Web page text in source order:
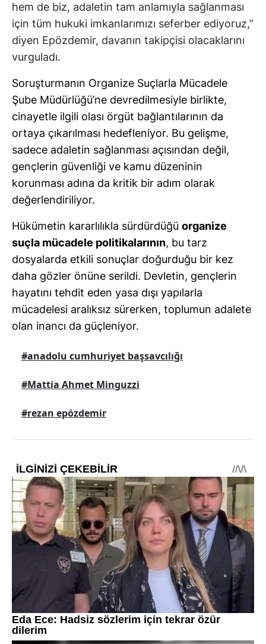
hem de biz, adaletin tam anlamıyla sağlanması
için tüm hukuki imkanlarımızı seferber ediyoruz,”
diyen Epözdemir, davanın takipçisi olacaklarını
vurguladı.
Soruşturmanın Organize Suçlarla Mücadele
Şube Müdürlüğü’ne devredilmesiyle birlikte,
cinayetle ilgili olası örgüt bağlantılarının da
ortaya çıkarılması hedefleniyor. Bu gelişme,
sadece adaletin sağlanması açısından değil,
gençlerin güvenliği ve kamu düzeninin
korunması adına da kritik bir adım olarak
değerlendiriliyor.
Hükümetin kararlılıkla sürdürdüğü organize
suçla mücadele politikalarının, bu tarz
dosyalarda etkili sonuçlar doğurduğu bir kez
daha gözler önüne serildi. Devletin, gençlerin
hayatını tehdit eden yasa dışı yapılarla
mücadelesi aralıksız sürerken, toplumun adalete
olan inancı da güçleniyor.
#anadolu cumhuriyet başsavcılığı
#Mattia Ahmet Minguzzi
#rezan epözdemir